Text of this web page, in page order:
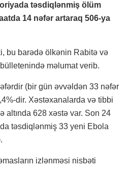
təsdiqlənmiş ölüm
14 nəfər artaraq 506-ya
bu barədə ölkənin Rabitə və
məlumat verib.
(bir gün əvvəldən 33 nəfər
dir. Xəstəxanalarda və tibbi
altında 628 xəstə var. Son 24
təsdiqlənmiş 33 yeni Ebola
izlənməsi nisbəti